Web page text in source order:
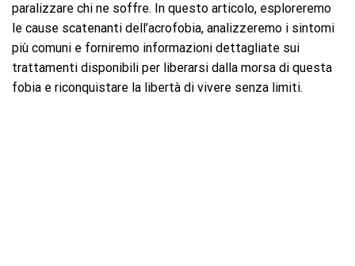
paralizzare chi ne soffre. In questo articolo, esploreremo
le cause scatenanti dell’acrofobia, analizzeremo i sintomi
più comuni e forniremo informazioni dettagliate sui
trattamenti disponibili per liberarsi dalla morsa di questa
fobia e riconquistare la libertà di vivere senza limiti.